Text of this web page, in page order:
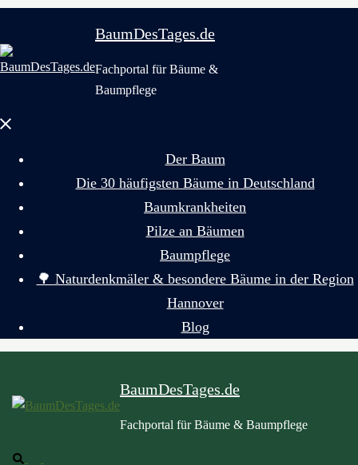
BaumDesTages.de
Fachportal für Bäume &
Baumpflege
Menü
Der Baum
Die 30 häufigsten Bäume in Deutschland
Baumkrankheiten
Pilze an Bäumen
Baumpflege
🌳 Naturdenkmäler & besondere Bäume in der Region
Hannover
Blog
BaumDesTages.de
Fachportal für Bäume & Baumpflege
Suche